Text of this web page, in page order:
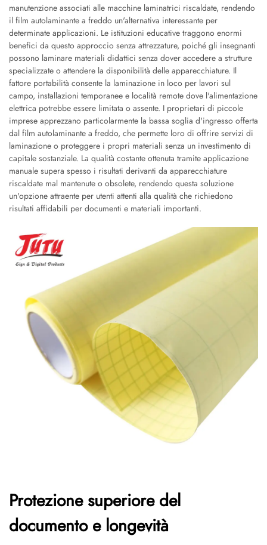
manutenzione associati alle macchine laminatrici riscaldate, rendendo
il film autolaminante a freddo un'alternativa interessante per
determinate applicazioni. Le istituzioni educative traggono enormi
benefici da questo approccio senza attrezzature, poiché gli insegnanti
possono laminare materiali didattici senza dover accedere a strutture
specializzate o attendere la disponibilità delle apparecchiature. Il
fattore portabilità consente la laminazione in loco per lavori sul
campo, installazioni temporanee e località remote dove l'alimentazione
elettrica potrebbe essere limitata o assente. I proprietari di piccole
imprese apprezzano particolarmente la bassa soglia d'ingresso offerta
dal film autolaminante a freddo, che permette loro di offrire servizi di
laminazione o proteggere i propri materiali senza un investimento di
capitale sostanziale. La qualità costante ottenuta tramite applicazione
manuale supera spesso i risultati derivanti da apparecchiature
riscaldate mal mantenute o obsolete, rendendo questa soluzione
un'opzione attraente per utenti attenti alla qualità che richiedono
risultati affidabili per documenti e materiali importanti.
Protezione superiore del
documento e longevità